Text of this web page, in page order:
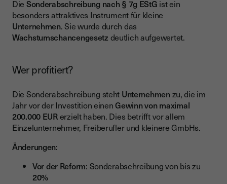
Die Sonderabschreibung nach § 7g EStG ist ein
besonders attraktives Instrument für kleine
Unternehmen. Sie wurde durch das
Wachstumschancengesetz deutlich aufgewertet.
Wer profitiert?
Die Sonderabschreibung steht Unternehmenzu, die im
Jahr vor der Investition einenGewinn von maximal
200.000 EURerzielt haben. Dies betrifft vor allem
Einzelunternehmer, Freiberufler und kleinere GmbHs.
Änderungen:
Vor der Reform: Sonderabschreibung von bis zu
20%